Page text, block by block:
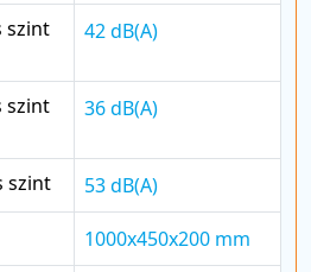
szint
42 dB(A)
szint
36 dB(A)
szint
53 dB(A)
1000x450x200 mm